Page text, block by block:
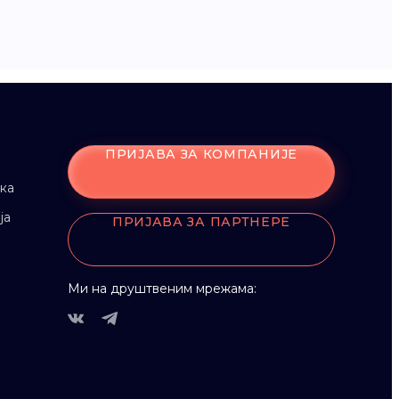
ПРИЈАВА ЗА КОМПАНИЈЕ
ПРИЈАВА ЗА ПАРТНЕРЕ
Ми на друштвеним мрежама: